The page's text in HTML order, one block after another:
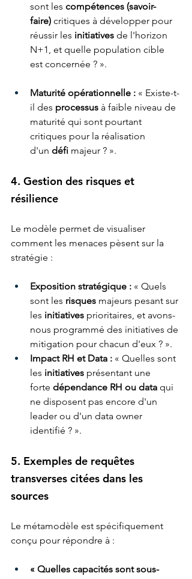
sont les compétences (savoir-
faire) critiques à développer pour
réussir les initiatives de l'horizon
N+1, et quelle population cible
est concernée ? ».
Maturité opérationnelle : « Existe-t-
il des processus à faible niveau de
maturité qui sont pourtant
critiques pour la réalisation
d'un défi majeur ? ».
4. Gestion des risques et
résilience
Le modèle permet de visualiser
comment les menaces pèsent sur la
stratégie :
Exposition stratégique : « Quels
sont les risques majeurs pesant sur
les initiatives prioritaires, et avons-
nous programmé des initiatives de
mitigation pour chacun d'eux ? ».
Impact RH et Data : « Quelles sont
les initiatives présentant une
forte dépendance RH ou data qui
ne disposent pas encore d'un
leader ou d'un data owner
identifié ? ».
5. Exemples de requêtes
transverses citées dans les
sources
Le métamodèle est spécifiquement
conçu pour répondre à :
« Quelles capacités sont sous-